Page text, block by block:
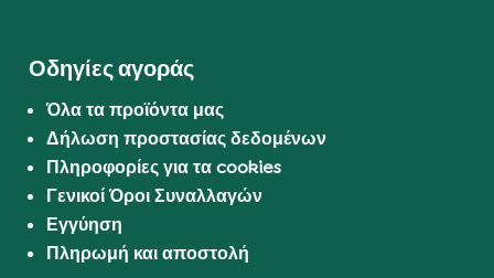
Οδηγίες αγοράς
Όλα τα προϊόντα μας
Δήλωση προστασίας δεδομένων
Πληροφορίες για τα cookies
Γενικοί Όροι Συναλλαγών
Εγγύηση
Πληρωμή και αποστολή